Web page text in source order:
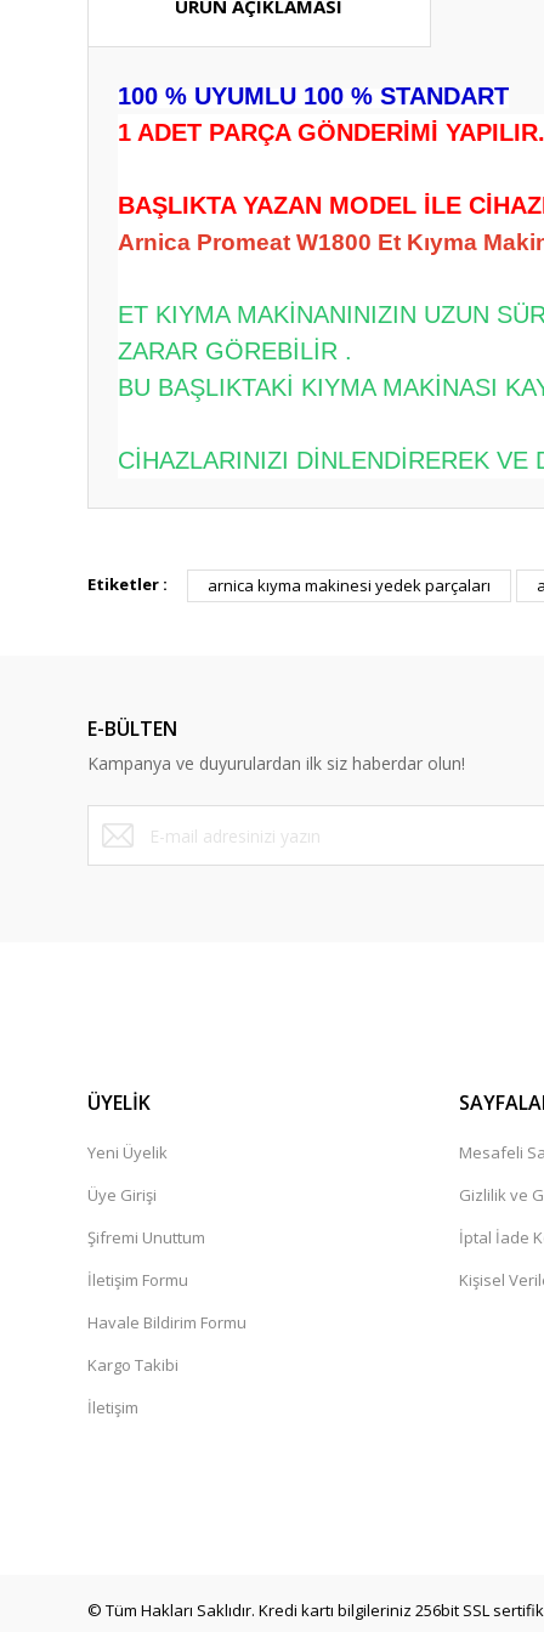
ÜRÜN AÇIKLAMASI
100 % UYUMLU 100 % STANDART
1 ADET PARÇA GÖNDERİMİ YAPILIR.
BAŞLIKTA YAZAN MODEL İLE
Arnica Promeat W1800 Et Kıyma
ET KIYMA MAKİNANINIZIN UZUN
ZARAR GÖREBİLİR .
BU BAŞLIKTAKİ KIYMA MAKİNASI
CİHAZLARINIZI DİNLENDİREREK VE
Görüş ve önerileriniz için teşekkür ederiz.
Ürün fiyatı diğer sitelerden daha pahalı.
Bu ürüne benzer farklı alternatifler olmalı.
Etiketler : arnica kıyma makinesi yedek parçaları
E-BÜLTEN
Kampanya ve duyurulardan ilk siz haberdar olun!
ÜYELİK
Yeni Üyelik
Üye Girişi
Şifremi Unuttum
İletişim Formu
Havale Bildirim Formu
Kargo Takibi
İletişim
Mesafeli
Gizlilik ve
İptal İade
Kişisel
© Tüm Hakları Saklıdır. Kredi kartı bilgileriniz 256bit SSL